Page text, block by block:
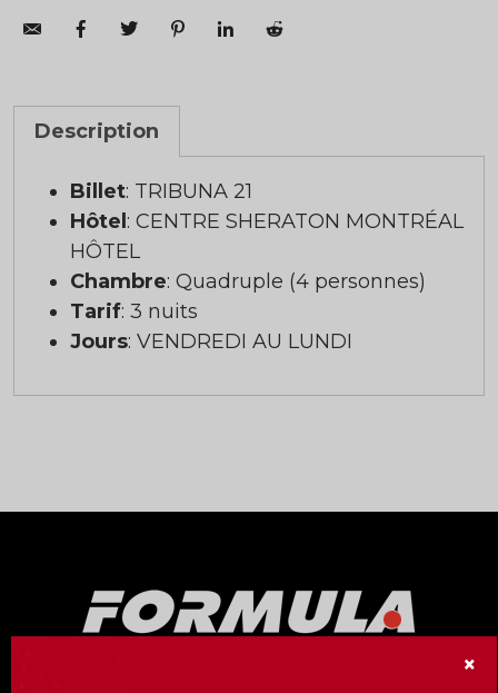
Description
Billet: TRIBUNA 21
Hôtel : CENTRE SHERATON MONTRÉAL
HÔTEL
Chambre: Quadruple (4 personnes)
Tarif: 3 nuits
Jours: VENDREDI AU LUNDI
×